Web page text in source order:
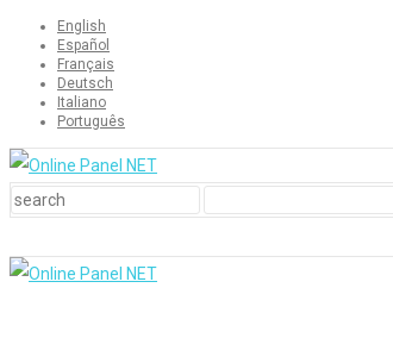
English
Español
Français
Deutsch
Italiano
Português